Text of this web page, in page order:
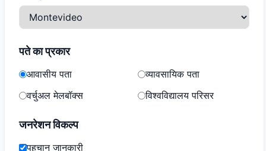
पते का प्रकार
आवासीय पता
व्यावसायिक पता
वर्चुअल मेलबॉक्स
विश्वविद्यालय परिसर
जनरेशन विकल्प
पहचान जानकारी